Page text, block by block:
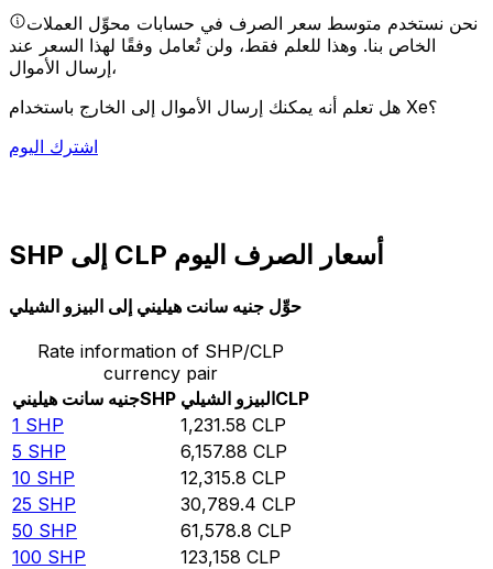
نحن نستخدم متوسط سعر الصرف في حسابات محوِّل العملات
الخاص بنا. وهذا للعلم فقط، ولن تُعامل وفقًا لهذا السعر عند
إرسال الأموال،
هل تعلم أنه يمكنك إرسال الأموال إلى الخارج باستخدام Xe؟
اشترك اليوم
SHP إلى CLP أسعار الصرف اليوم
حوِّل جنيه سانت هيليني إلى البيزو الشيلي
Rate information of SHP/CLP
currency pair
جنيه سانت هيلينيSHP البيزو الشيليCLP
1 SHP 1,231.58 CLP
5 SHP 6,157.88 CLP
10 SHP 12,315.8 CLP
25 SHP 30,789.4 CLP
50 SHP 61,578.8 CLP
100 SHP 123,158 CLP